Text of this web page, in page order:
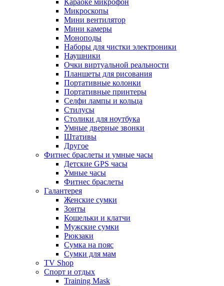
Караоке микрофон
Микроскопы
Мини вентилятор
Мини камеры
Моноподы
Наборы для чистки электроники
Наушники
Очки виртуальной реальности
Планшеты для рисования
Портативные колонки
Портативные принтеры
Селфи лампы и кольца
Стилусы
Столики для ноутбука
Умные дверные звонки
Штативы
Другое
Фитнес браслеты и умные часы
Детские GPS часы
Умные часы
Фитнес браслеты
Галантерея
Женские сумки
Зонты
Кошельки и клатчи
Мужские сумки
Рюкзаки
Сумка на пояс
Сумки для мам
TV Shop
Спорт и отдых
Training Mask